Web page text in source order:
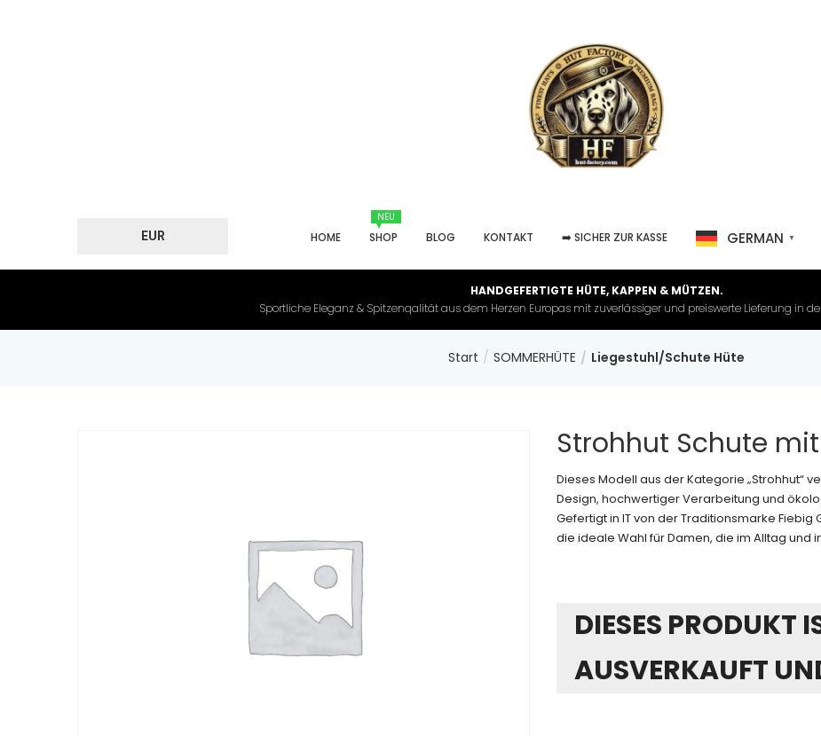
EUR HOME
NEU
SHOP BLOG KONTAKT ➡️ SICHER ZUR KASSE GERMAN ▼
HANDGEFERTIGTE HÜTE, KAPPEN & MÜTZEN.
Sportliche Eleganz & Spitzenqalität aus dem Herzen Europas mit zuverlässiger und preiswerte Lieferung in der
Start SOMMERHÜTE Liegestuhl/Schute Hüte
Strohhut Schute
Dieses Modell aus der Kategorie „Strohhut“
Design, hochwertiger Verarbeitung und
Gefertigt in IT von der Traditionsmarke
die ideale Wahl für Damen, die im Alltag und
DIESES PRODUKT
AUSVERKAUFT